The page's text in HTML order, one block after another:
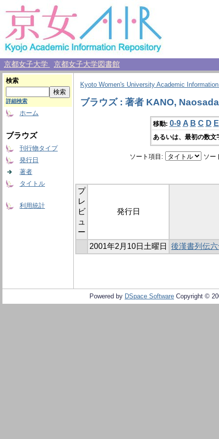
京都女子大学 京都女子大学図書館
検索
詳細検索
ホーム
ブラウズ
刊行物タイプ
発行日
著者
タイトル
利用統計
Kyoto Women's University Academic
ブラウズ : 著者 KANO, Naosada
移動: 0-9 A B C D E
あるいは、最初の数
ソート項目: ソー
プ
レ
ビ
ュ
ー
発行日
2001年2月10日土曜日 後漢書列伝
Powered by DSpace Software Copyright ©